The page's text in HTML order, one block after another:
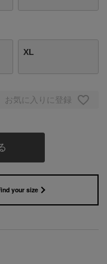
XL
お気に入りに登録
your size